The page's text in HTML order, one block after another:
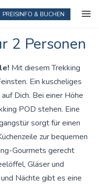
PREISINFO & BUCHEN
2 Personen
Mit diesem Trekking
Ein kuscheliges
Dich. Bei einer Höhe
POD stehen. Eine
sorgt für einen
zur bequemen
Gourmets gerecht
Gläser und
Nächte gibt es eine